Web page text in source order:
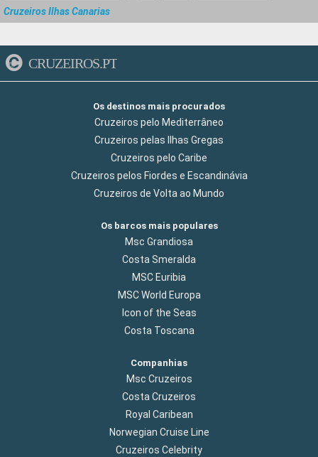
Cruzeiros Ilhas Canarias
CRUZEIROS.PT
Os destinos mais procurados
Cruzeiros pelo Mediterrâneo
Cruzeiros pelas Ilhas Gregas
Cruzeiros pelo Caribe
Cruzeiros pelos Fiordes e Escandinávia
Cruzeiros de Volta ao Mundo
Os barcos mais populares
Msc Grandiosa
Costa Smeralda
MSC Euribia
MSC World Europa
Icon of the Seas
Costa Toscana
Companhias
Msc Cruzeiros
Costa Cruzeiros
Royal Caribean
Norwegian Cruise Line
Cruzeiros Celebrity